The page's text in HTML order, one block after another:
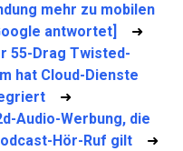
mehr zu mobilen
antwortet]
➜
55-Drag Twisted-
hat Cloud-Dienste
➜
Audio-Werbung, die
Hör-Ruf gilt ➜